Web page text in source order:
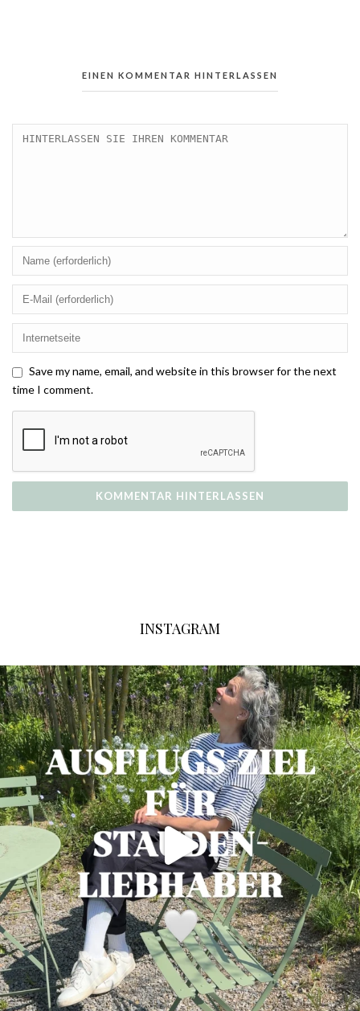
EINEN KOMMENTAR HINTERLASSEN
Save my name, email, and website in this browser for the next
time I comment.
INSTAGRAM